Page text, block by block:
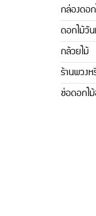
กล่องดอ
ดอกไม้วั
กล้วยไม้
ร้านพวง
ช่อดอกไ